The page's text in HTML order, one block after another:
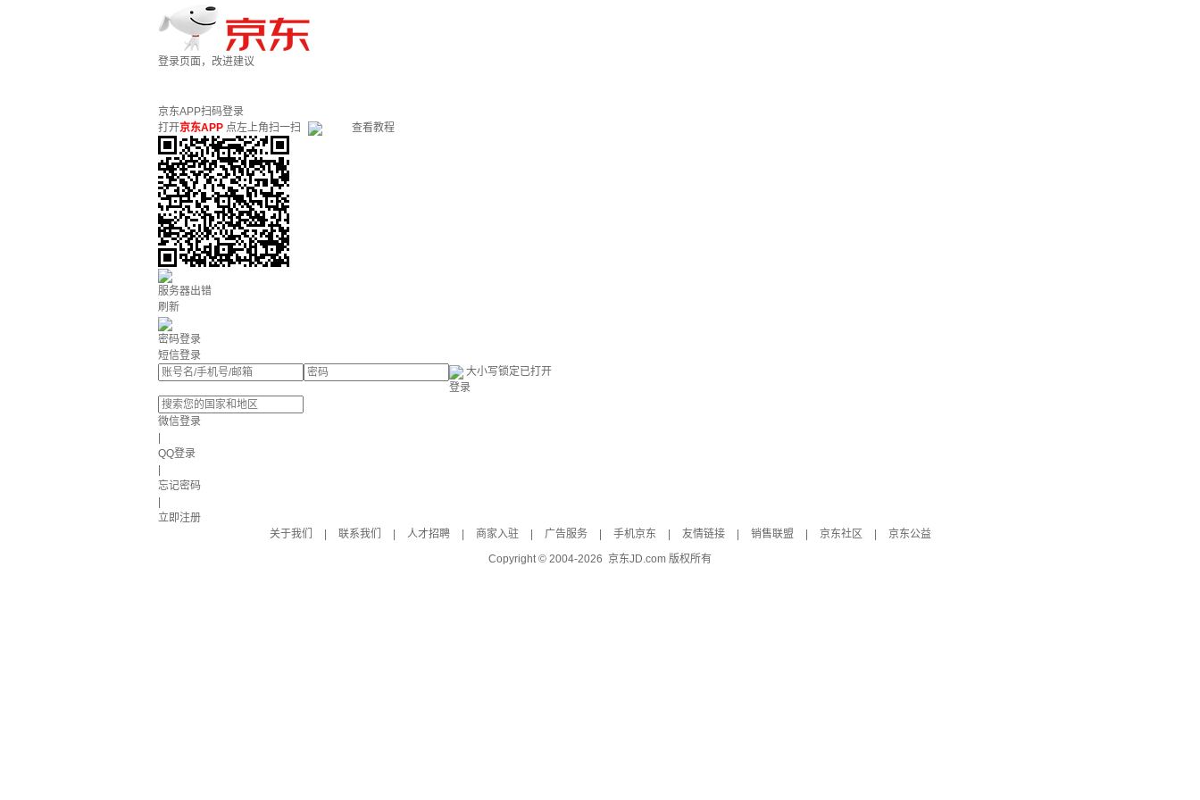
登录页面，改进建议
京东APP扫码登录
打开京东APP 点左上角扫一扫 查看教程
服务器出错
刷新
密码登录
短信登录
大小写锁定已打开
登录
微信登录
QQ登录
忘记密码
立即注册
关于我们
联系我们 人才招聘 商家入驻 广告服务 手机京东 友情链接 销售联盟 京东社区
京东公益
Copyright © 2004-2026 京东JD.com 版权所有